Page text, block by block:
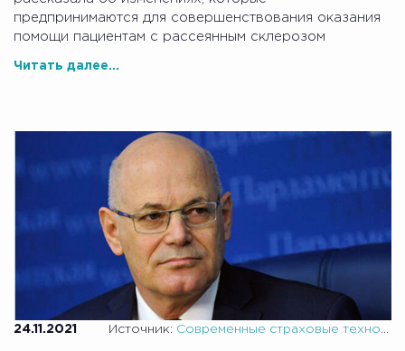
предпринимаются для совершенствования оказания
помощи пациентам с рассеянным склерозом
Читать далее...
24.11.2021 Источник: Современные страховые технологии